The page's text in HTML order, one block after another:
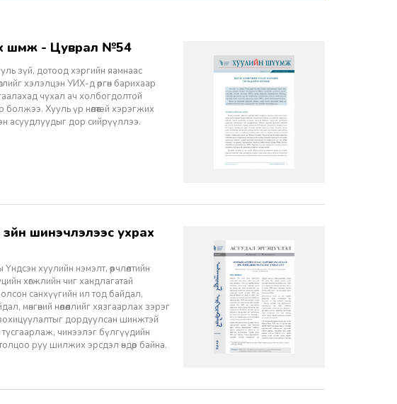
шүүмж - Цуврал №54
зүй, дотоод хэргийн яамнаас
хэлэлцэн УИХ-д өргөн барихаар
чухал ач холбогдолтой
Хууль үр нөлөөтэй хэрэгжих
асуудлуудыг дор сийрүүллээ.
хуулийн нэмэлт, өөрчлөлтийн
хөгжлийн чиг хандлагатай
санхүүгийн ил тод байдал,
мөнгөний нөлөөллийг хязгаарлах зэрэг
дордуулсан шинжтэй
чинээлэг бүлгүүдийн
руу шилжих эрсдэл өндөр байна.